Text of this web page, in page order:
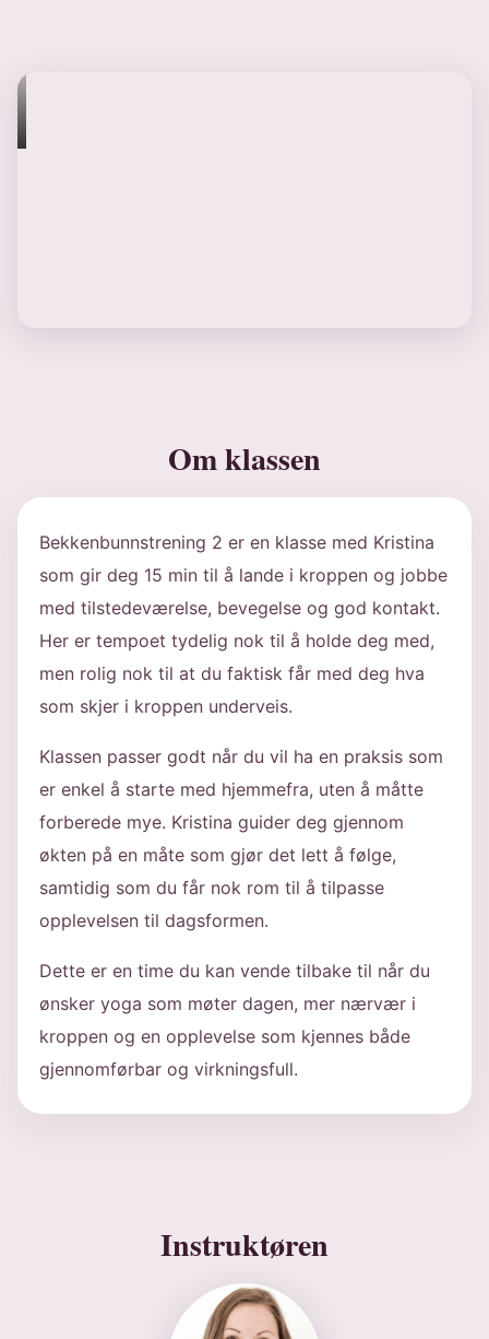
Om klassen
Bekkenbunnstrening 2 er en klasse med Kristina
som gir deg 15 min til å lande i kroppen og jobbe
med tilstedeværelse, bevegelse og god kontakt.
Her er tempoet tydelig nok til å holde deg med,
men rolig nok til at du faktisk får med deg hva
som skjer i kroppen underveis.
Klassen passer godt når du vil ha en praksis som
er enkel å starte med hjemmefra, uten å måtte
forberede mye. Kristina guider deg gjennom
økten på en måte som gjør det lett å følge,
samtidig som du får nok rom til å tilpasse
opplevelsen til dagsformen.
Dette er en time du kan vende tilbake til når du
ønsker yoga som møter dagen, mer nærvær i
kroppen og en opplevelse som kjennes både
gjennomførbar og virkningsfull.
Instruktøren